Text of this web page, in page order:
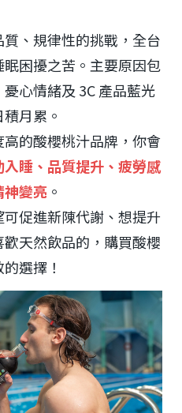
、規律性的挑戰，全台
困擾之苦。主要原因包
心情緒及 3C 產品藍光
月累。
的酸櫻桃汁品牌，你會
入睡、品質提升、疲勞感
變亮 。
促進新陳代謝、想提升
天然飲品的，購買酸櫻
選擇！